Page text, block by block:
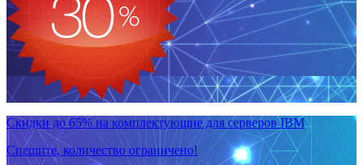
Скидки до 65% на комплектующие для серверов IBM
Спешите, количество ограничено!